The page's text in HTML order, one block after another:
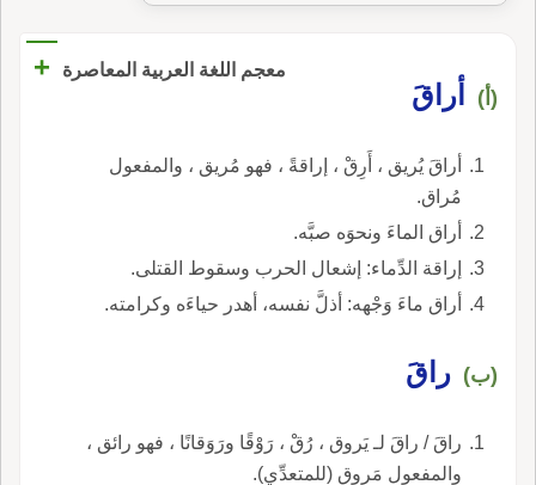
معجم اللغة العربية المعاصرة +
(أ) أراقَ
أراقَ يُريق ، أَرِقْ ، إراقةً ، فهو مُريق ، والمفعول
مُراق.
أراق الماءَ ونحوَه صبَّه.
إراقة الدِّماء: إشعال الحرب وسقوط القتلى.
أراق ماءَ وَجْهه: أذلَّ نفسه، أهدر حياءَه وكرامته.
(ب) راقَ
راقَ / راقَ لـ يَروق ، رُقْ ، رَوْقًا ورَوَقانًا ، فهو رائق ،
والمفعول مَروق (للمتعدِّي).